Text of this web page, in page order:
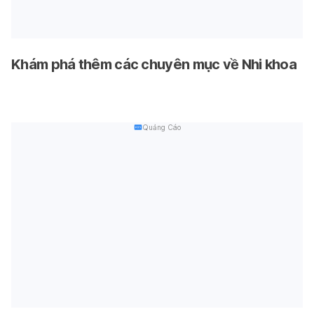
Khám phá thêm các chuyên mục về Nhi khoa
Quảng Cáo